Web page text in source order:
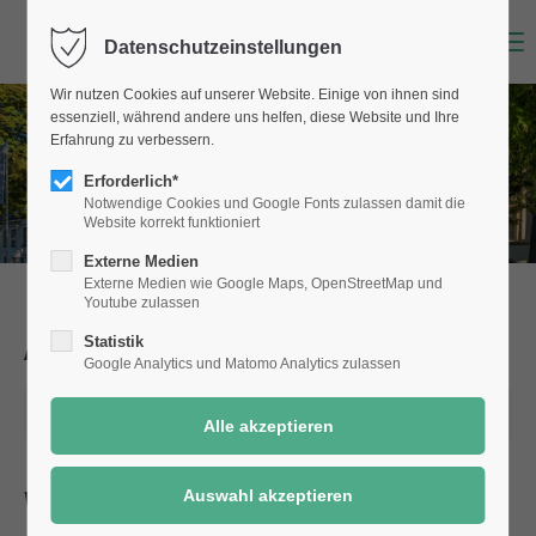
Aktuelle Meldungenaus Selm
Wichtige Änderung im
Datenschutzeinstellungen
Wir nutzen Cookies auf unserer Website. Einige von ihnen sind
essenziell, während andere uns helfen, diese Website und Ihre
Erfahrung zu verbessern.
Erforderlich*
Notwendige Cookies und Google Fonts zulassen damit die
Website korrekt funktioniert
Externe Medien
Externe Medien wie Google Maps, OpenStreetMap und
Youtube zulassen
Statistik
Google Analytics und Matomo Analytics zulassen